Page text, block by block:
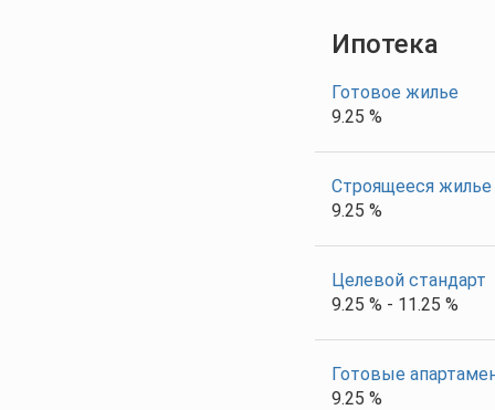
Ипотека
Готовое жилье
9.25 %
Строящееся жилье
9.25 %
Целевой стандарт
9.25 % - 11.25 %
Готовые
9.25 %